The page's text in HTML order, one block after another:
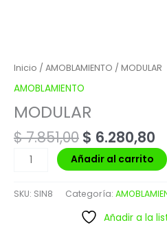
Inicio / AMOBLAMIENTO / MODULAR
AMOBLAMIENTO
MODULAR
$7.851,00 $ 6.280,80
Añadir al carrito
SKU: SIN8 Categoría:
Añadir a la